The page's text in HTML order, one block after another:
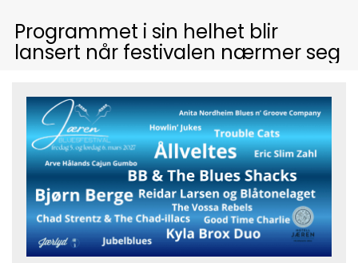
Programmet i sin helhet blir
lansert når festivalen nærmer seg